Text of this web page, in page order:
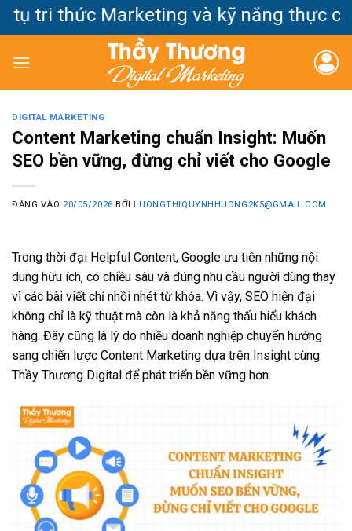
Bỏ
dung
thức Marketing và kỹ năng thực
DIGITAL MARKETING
Content Marketing chuẩn Insight: Muốn
SEO bền vững, đừng chỉ viết cho Google
ĐĂNG VÀO 20/05/2026 BỞILUONGTHIQUYNHHUONG2K5@GMAIL.COM
Trong thời đại Helpful Content, Google ưu tiên những nội
dung hữu ích, có chiều sâu và đúng nhu cầu người dùng thay
vì các bài viết chỉ nhồi nhét từ khóa. Vì vậy, SEO hiện đại
không chỉ là kỹ thuật mà còn là khả năng thấu hiểu khách
hàng. Đây cũng là lý do nhiều doanh nghiệp chuyển hướng
sang chiến lược Content Marketing dựa trên Insight cùng
Thầy Thương Digital để phát triển bền vững hơn.